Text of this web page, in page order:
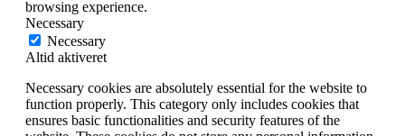
browsing experience.
Necessary
Necessary
Altid aktiveret
Necessary cookies are absolutely essential for the website to
function properly. This category only includes cookies that
ensures basic functionalities and security features of the